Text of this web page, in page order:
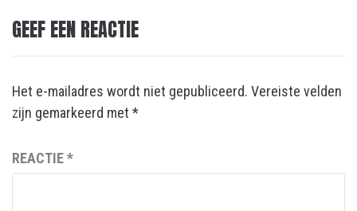
GEEF EEN REACTIE
Het e-mailadres wordt niet gepubliceerd. Vereiste velden
zijn gemarkeerd met *
REACTIE*